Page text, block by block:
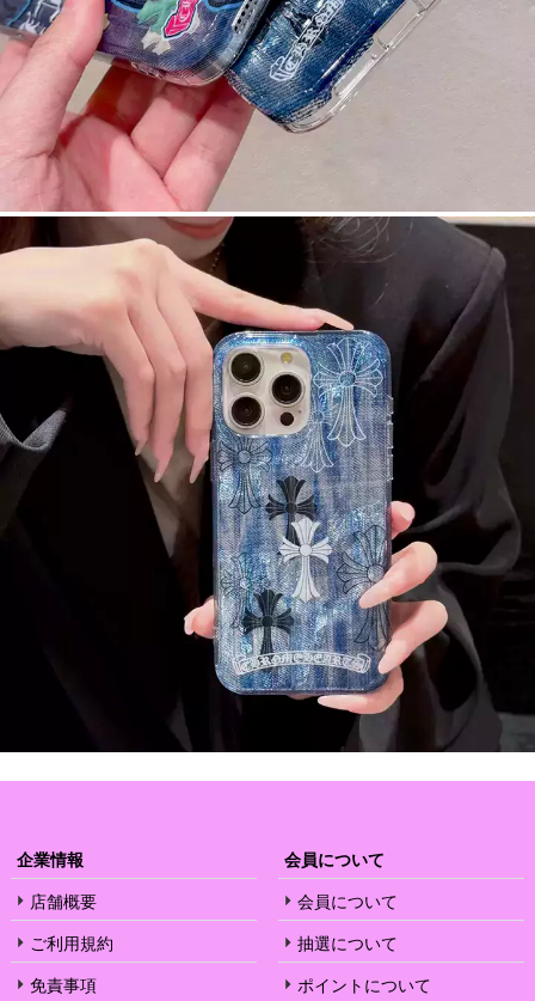
企業情報
店舗概要
ご利用規約
免責事項
会員について
会員について
抽選について
ポイントについて